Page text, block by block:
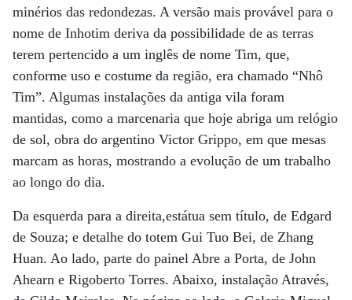
minérios das redondezas. A versão mais provável para o
nome de Inhotim deriva da possibilidade de as terras
terem pertencido a um inglês de nome Tim, que,
conforme uso e costume da região, era chamado “Nhô
Tim”. Algumas instalações da antiga vila foram
mantidas, como a marcenaria que hoje abriga um relógio
de sol, obra do argentino Victor Grippo, em que mesas
marcam as horas, mostrando a evolução de um trabalho
ao longo do dia.
Da esquerda para a direita,estátua sem título, de Edgard
de Souza; e detalhe do totem Gui Tuo Bei, de Zhang
Huan. Ao lado, parte do painel Abre a Porta, de John
Ahearn e Rigoberto Torres. Abaixo, instalação Através,